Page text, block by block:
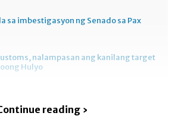
sa imbestigasyon ng Senado sa Pax
nalampasan ang kanilang target
Hulyo
reading ›